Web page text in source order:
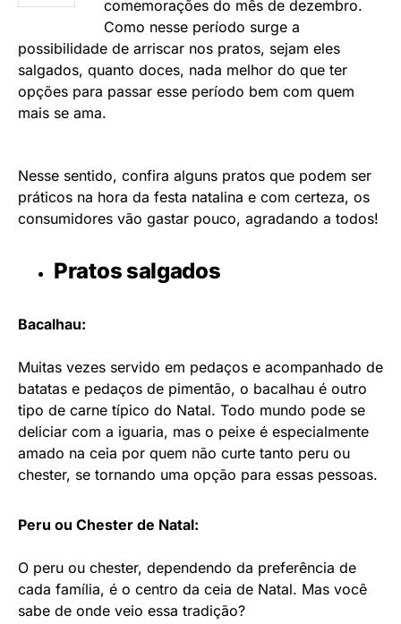
comemorações do mês de dezembro.
Como nesse período surge a
possibilidade de arriscar nos pratos, sejam eles
salgados, quanto doces, nada melhor do que ter
opções para passar esse período bem com quem
mais se ama.
Nesse sentido, confira alguns pratos que podem ser
práticos na hora da festa natalina e com certeza, os
consumidores vão gastar pouco, agradando a todos!
Pratos salgados
Bacalhau:
Muitas vezes servido em pedaços e acompanhado de
batatas e pedaços de pimentão, o bacalhau é outro
tipo de carne típico do Natal. Todo mundo pode se
deliciar com a iguaria, mas o peixe é especialmente
amado na ceia por quem não curte tanto peru ou
chester, se tornando uma opção para essas pessoas.
Peru ou Chester de Natal:
O peru ou chester, dependendo da preferência de
cada família, é o centro da ceia de Natal. Mas você
sabe de onde veio essa tradição?